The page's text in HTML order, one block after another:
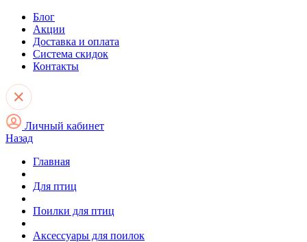
Блог
Акции
Доставка и оплата
Система скидок
Контакты
Личный кабинет
Назад
Главная
Для птиц
Поилки для птиц
Аксессуары для поилок